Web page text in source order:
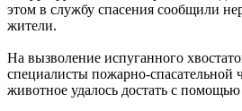
34 градуса и без осадков: погода 7
области
Губернатор Вячеслав Федорищев и
председателя Комитета Госдумы по
Леонид Симановский обсудили
этом в службу спасения сообщили
жители.
На вызволение испуганного
специалисты пожарно-спасательной
животное удалось достать с